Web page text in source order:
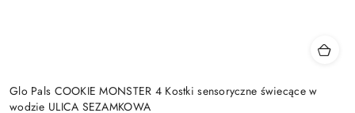
Glo Pals COOKIE MONSTER 4 Kostki sensoryczne świecące w
wodzie ULICA SEZAMKOWA